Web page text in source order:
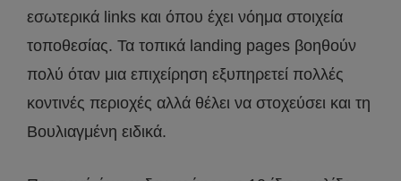
εσωτερικά links και όπου έχει νόημα στοιχεία
τοποθεσίας. Τα τοπικά landing pages βοηθούν
πολύ όταν μια επιχείρηση εξυπηρετεί πολλές
κοντινές περιοχές αλλά θέλει να στοχεύσει και τη
Βουλιαγμένη ειδικά.